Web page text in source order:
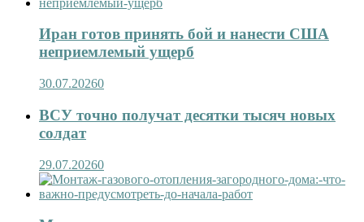
Иран готов принять бой и нанести США
неприемлемый ущерб
30.07.20260
ВСУ точно получат десятки тысяч новых
солдат
29.07.20260